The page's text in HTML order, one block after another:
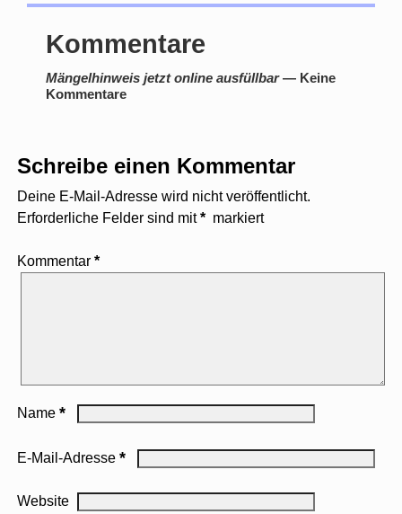
Kommentare
Mängelhinweis jetzt online ausfüllbar— Keine
Kommentare
Schreibe einen Kommentar
Deine E-Mail-Adresse wird nicht veröffentlicht.
Erforderliche Felder sind mit* markiert
Kommentar *
Name *
E-Mail-Adresse *
Website